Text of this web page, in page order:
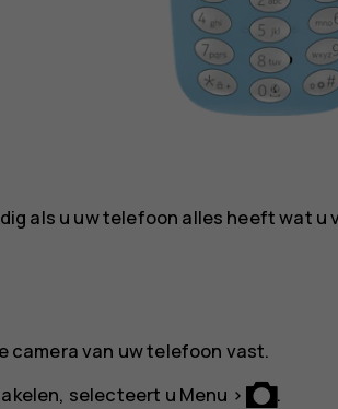
als u uw telefoon alles heeft wat u
camera van uw telefoon vast.
selecteert u Menu >
.